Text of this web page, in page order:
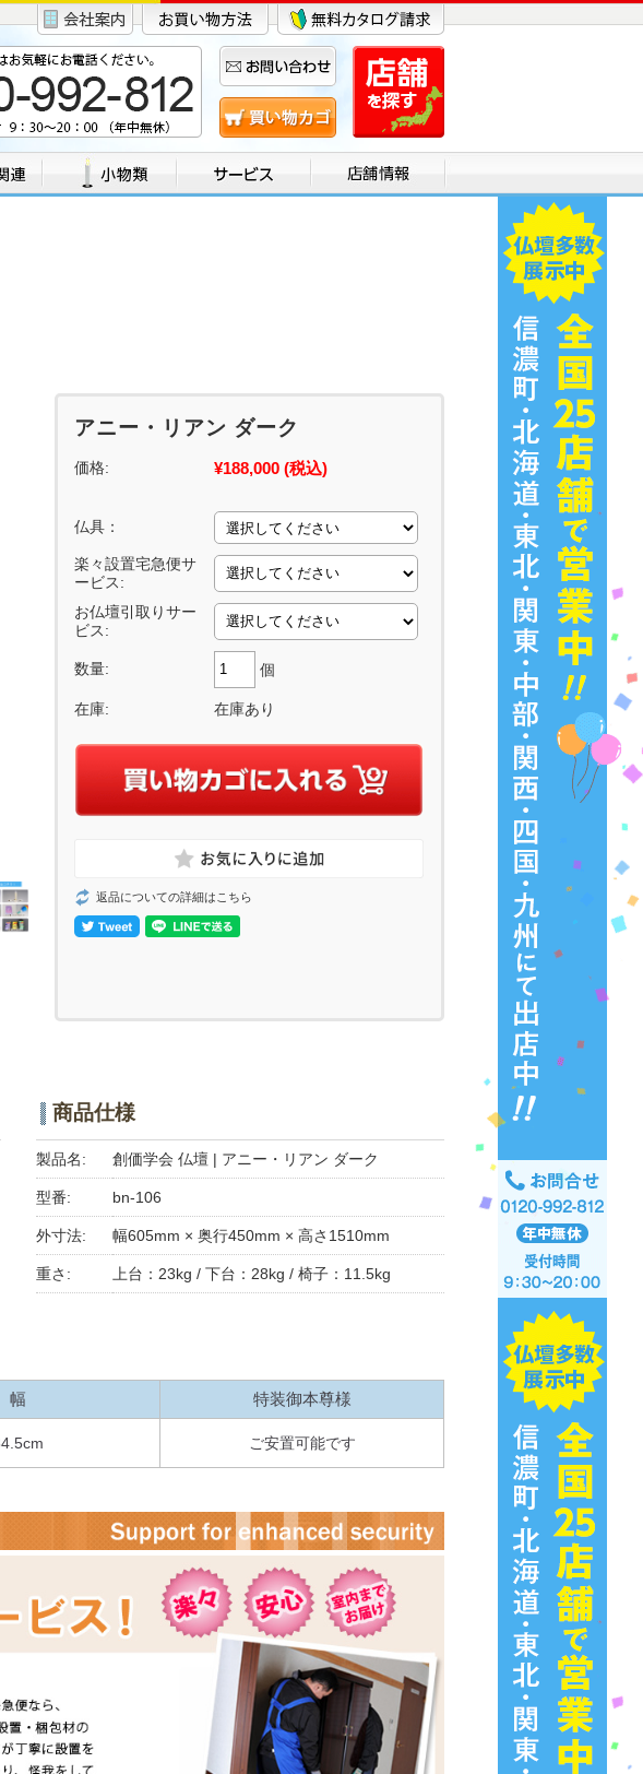
アニー・リアン ダーク
価格: ¥188,000 (税込)
仏具：
楽々設置宅急便サ
ービス:
お仏壇引取りサー
ビス:
数量: 個
在庫: 在庫あり
返品についての詳細はこちら
商品仕様
製品名: 創価学会 仏壇 | アニー・リアン ダーク
型番: bn-106
外寸法: 幅605mm × 奥行450mm × 高さ1510mm
重さ: 上台：23kg / 下台：28kg / 椅子：11.5kg
幅 特装御本尊様
ご安置可能です